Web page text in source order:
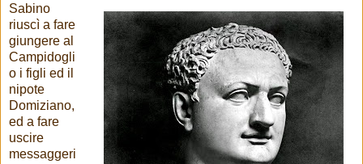
Sabino
riuscì a fare
giungere al
Campidogli
o i figli ed il
nipote
Domiziano,
ed a fare
uscire
messaggeri